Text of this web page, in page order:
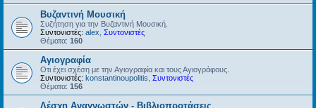
Βυζαντινή Μουσική
Συζήτηση για την Βυζαντινή Μουσική.
Συντονιστές: alex Συντονιστές
Θέματα: 160
Αγιογραφία
Οτι έχει σχέση με την Αγιογραφία και τους Αγιογράφους.
Συντονιστές: konstantinoupolitis Συντονιστές
Θέματα: 156
Λέσχη Αναγνωστών - Βιβλιοπροτάσεις